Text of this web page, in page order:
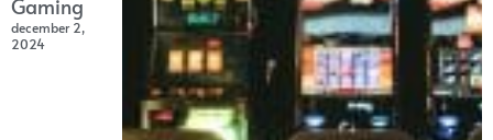
Gaming
december 2,
2024